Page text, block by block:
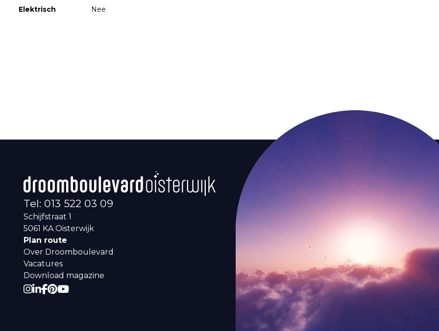
Elektrisch Nee
Tel: 013 522 03 09
Schijfstraat 1
5061 KA Oisterwijk
Plan route
Over Droomboulevard
Vacatures
Download magazine